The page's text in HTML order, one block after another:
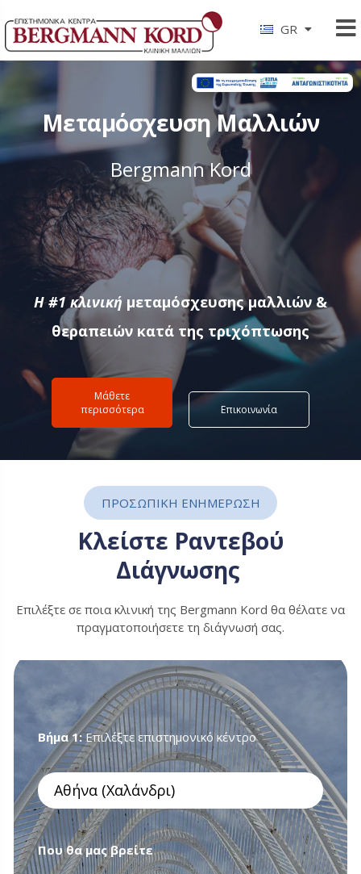
GR
Μεταμόσχευση Μαλλιών
Bergmann Kord
Η #1 κλινική μεταμόσχευσης μαλλιών &
θεραπειών κατά της τριχόπτωσης
Μάθετε
περισσότερα
Επικοινωνία
ΠΡΟΣΩΠΙΚΗ ΕΝΗΜΕΡΩΣΗ
Κλείστε Ραντεβού
Διάγνωσης
Επιλέξτε σε ποια κλινική της Bergmann Kord θα θέλατε να
πραγματοποιήσετε τη διάγνωσή σας.
Βήμα 1:Επιλέξτε επιστημονικό κέντρο
Επιλέξτε επιστημονικό κέντρο
Που θα μας βρείτε